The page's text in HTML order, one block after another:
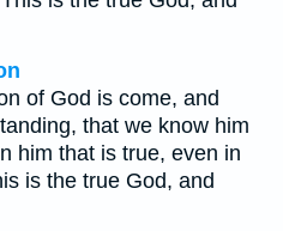
of God is come, and
that we know him
him that is true, even in
is the true God, and